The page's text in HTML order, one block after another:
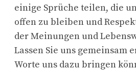
einige Sprüche teilen, die
offen zu bleiben und
der Meinungen und
Lassen Sie uns gemeinsam
Worte uns dazu bringen